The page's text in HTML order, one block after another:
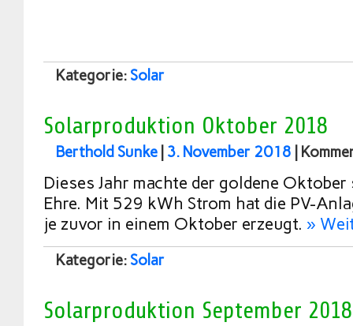
Kategorie: Solar
Solarproduktion Oktober 2018
Berthold Sunke 3. November 2018
Dieses Jahr machte der goldene Oktober
Ehre. Mit 529 kWh Strom hat die PV-
je zuvor in einem Oktober erzeugt. »
Kategorie: Solar
Solarproduktion September 2018